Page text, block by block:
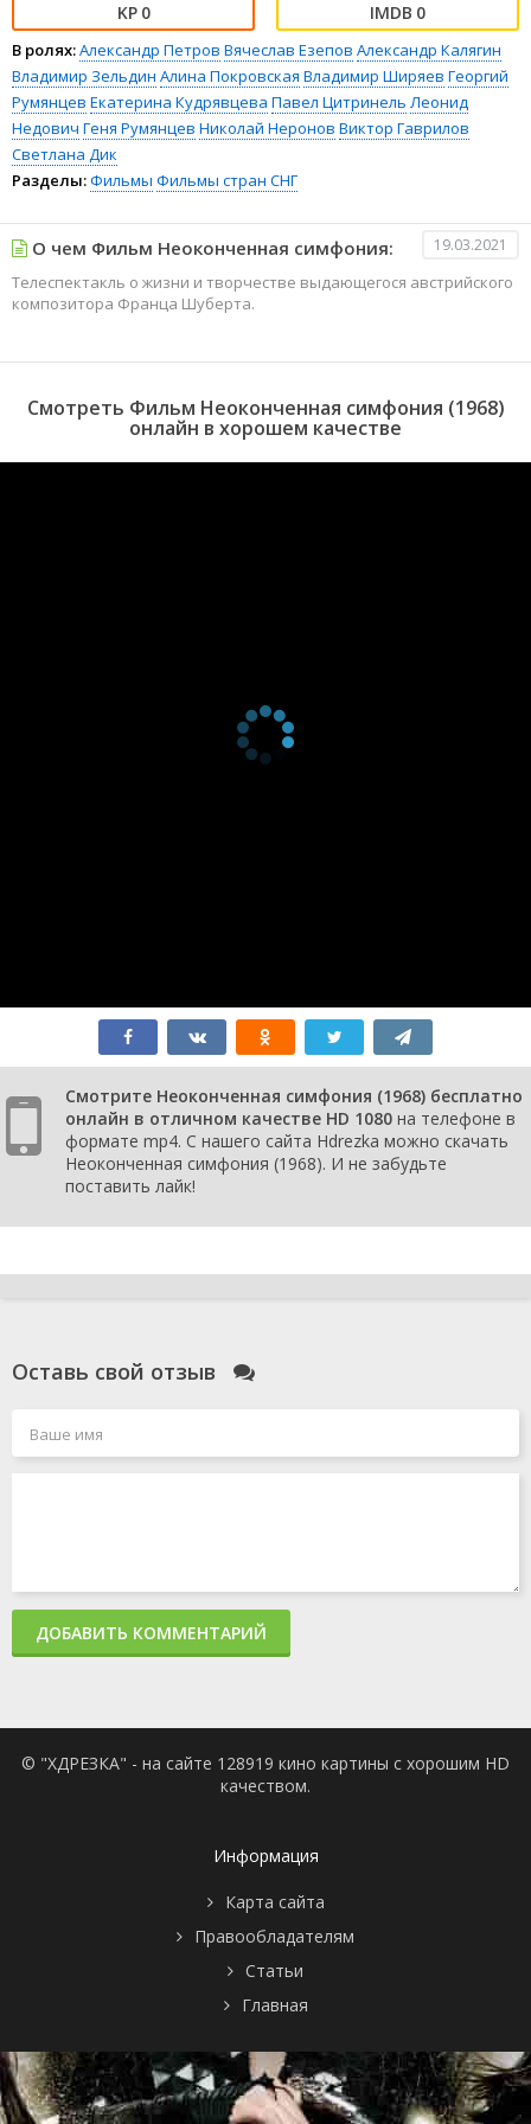
0 0
В ролях:Александр Петров Вячеслав Езепов Александр Калягин
Владимир Зельдин Алина Покровская Владимир Ширяев Георгий
Румянцев Екатерина Кудрявцева Павел Цитринель Леонид
Недович Геня Румянцев Николай Неронов Виктор Гаврилов
Светлана Дик
Разделы:Фильмы Фильмы стран СНГ
О чем Фильм Неоконченная симфония: 19.03.2021
Телеспектакль о жизни и творчестве выдающегося австрийского
композитора Франца Шуберта.
Смотреть Фильм Неоконченная симфония (1968)
онлайн в хорошем качестве
Смотрите Неоконченная симфония (1968) бесплатно
онлайн в отличном качестве HD 1080 на телефоне в
формате mp4. С нашего сайта Hdrezka можно скачать
Неоконченная симфония (1968). И не забудьте
поставить лайк!
Оставь свой отзыв
ДОБАВИТЬ КОММЕНТАРИЙ
© "ХДРЕЗКА" - на сайте 128919 кино картины с хорошим HD
качеством.
Информация
Карта сайта
Правообладателям
Статьи
Главная